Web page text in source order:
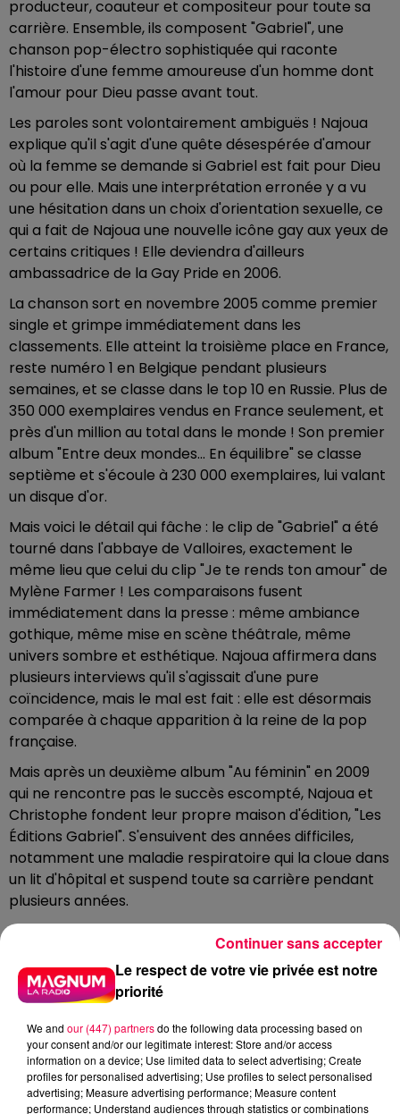
producteur, coauteur et compositeur pour toute sa
carrière. Ensemble, ils composent "Gabriel", une
chanson pop-électro sophistiquée qui raconte
l'histoire d'une femme amoureuse d'un homme dont
l'amour pour Dieu passe avant tout.
Les paroles sont volontairement ambiguës ! Najoua
explique qu'il s'agit d'une quête désespérée d'amour
où la femme se demande si Gabriel est fait pour Dieu
ou pour elle. Mais une interprétation erronée y a vu
une hésitation dans un choix d'orientation sexuelle, ce
qui a fait de Najoua une nouvelle icône gay aux yeux de
certains critiques ! Elle deviendra d'ailleurs
ambassadrice de la Gay Pride en 2006.
La chanson sort en novembre 2005 comme premier
single et grimpe immédiatement dans les
classements. Elle atteint la troisième place en France,
reste numéro 1 en Belgique pendant plusieurs
semaines, et se classe dans le top 10 en Russie. Plus de
350 000 exemplaires vendus en France seulement, et
près d'un million au total dans le monde ! Son premier
album "Entre deux mondes... En équilibre" se classe
septième et s'écoule à 230 000 exemplaires, lui valant
un disque d'or.
Mais voici le détail qui fâche : le clip de "Gabriel" a été
tourné dans l'abbaye de Valloires, exactement le
même lieu que celui du clip "Je te rends ton amour" de
Mylène Farmer ! Les comparaisons fusent
immédiatement dans la presse : même ambiance
gothique, même mise en scène théâtrale, même
univers sombre et esthétique. Najoua affirmera dans
plusieurs interviews qu'il s'agissait d'une pure
coïncidence, mais le mal est fait : elle est désormais
comparée à chaque apparition à la reine de la pop
française.
Mais après un deuxième album "Au féminin" en 2009
qui ne rencontre pas le succès escompté, Najoua et
Christophe fondent leur propre maison d'édition, "Les
Éditions Gabriel". S'ensuivent des années difficiles,
notamment une maladie respiratoire qui la cloue dans
un lit d'hôpital et suspend toute sa carrière pendant
plusieurs années.
Aujourd'hui, à 43 ans, Najoua Belyzel est de retour !
Après avoir sorti un album hommage à Marie Laforêt
"Éternelle" en 2021, elle revient en force en 2024 avec
"Schizophonia", son quatrième album original sorti le 8
hommage aux tubes des quatre dernières décennies
avec une synth-pop années 80 mêlée
d'arrangements électro.
Le respect de votre vie privée est notre
priorité
We and our (447) partnersdo the following data processing based on
your consent and/or our legitimate interest: Store and/or access
information on a device; Use limited data to select advertising; Create
profiles for personalised advertising; Use profiles to select personalised
advertising; Measure advertising performance; Measure content
performance; Understand audiences through statistics or combinations
Continuer sans accepter